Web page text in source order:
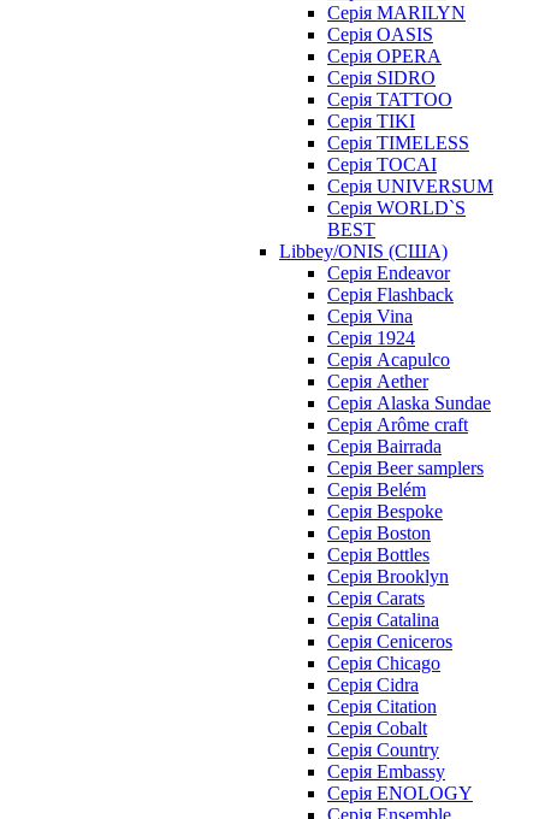
Серія MARILYN
Серія OASIS
Серія OPERA
Серія SIDRO
Серія TATTOO
Серія TIKI
Серія TIMELESS
Серія TOCAI
Серія UNIVERSUM
Серія WORLD`S
BEST
Libbey/ONIS (США)
Cерія Endeavor
Cерія Flashback
Cерія Vina
Серія 1924
Серія Acapulco
Серія Aether
Серія Alaska Sundae
Серія Arôme craft
Серія Bairrada
Серія Beer samplers
Серія Belém
Серія Bespoke
Серія Boston
Серія Bottles
Серія Brooklyn
Серія Carats
Серія Catalina
Серія Ceniceros
Серія Chicago
Серія Cidra
Серія Citation
Серія Cobalt
Серія Country
Серія Embassy
Серія ENOLOGY
Серія Ensemble